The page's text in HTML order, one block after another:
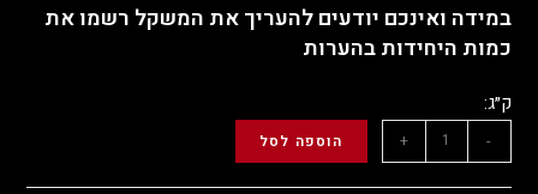
במידה ואינכם יודעים להעריך את המשקל רשמו את
כמות היחידות בהערות
ק״ג:
-
+ הוספה לסל